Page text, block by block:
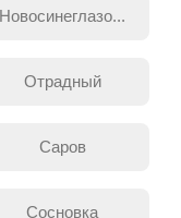
Новосинеглазо...
Отрадный
Саров
Сосновка